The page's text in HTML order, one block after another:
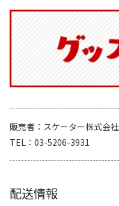
販売者
スケーター株式会社
TEL
03-5206-3931
配送情報